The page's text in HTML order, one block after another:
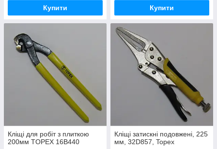
Купити Купити
Кліщі для робіт з плиткою
200мм TOPEX 16В440
Кліщі затискні подовжені, 225
мм, 32D857, Topex